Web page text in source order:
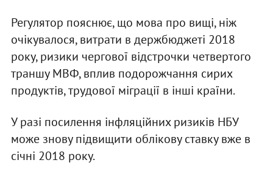
Регулятор пояснює, що мова про вищі, ніж
очікувалося, витрати в держбюджеті 2018
року, ризики чергової відстрочки четвертого
траншу МВФ, вплив подорожчання сирих
продуктів, трудової міграції в інші країни.
У разі посилення інфляційних ризиків НБУ
може знову підвищити облікову ставку вже в
січні 2018 року.